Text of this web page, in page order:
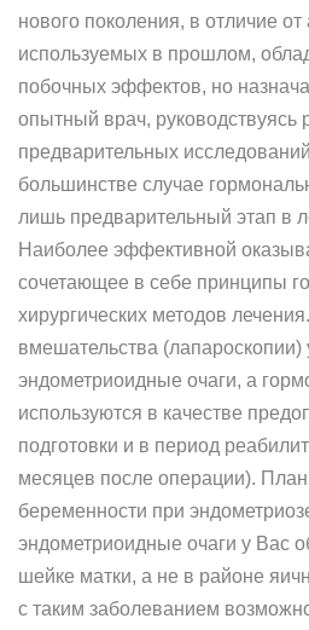
нового поколения, в отличие от
используемых в прошлом,
побочных эффектов, но
опытный врач, руководствуясь
предварительных
большинстве случае
лишь предварительный этап в
Наиболее эффективной
сочетающее в себе принципы
хирургических методов
вмешательства (лапароскопии)
эндометриоидные очаги, а
используются в качестве
подготовки и в период
месяцев после операции).
беременности при
эндометриоидные очаги у Вас
шейке матки, а не в районе
с таким заболеванием